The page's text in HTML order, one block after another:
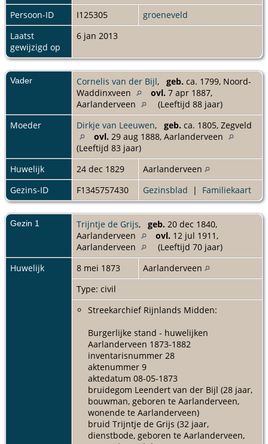
Persoon-ID
I125305
groeneveld
Laatst
gewijzigd op
6 jan 2013
Vader Cornelis van der Bijl, geb. ca. 1799, Noord-
Waddinxveen
ovl. 7 apr 1887,
Aarlanderveen
(Leeftijd 88 jaar)
Moeder
Dirkje van Leeuwen, geb. ca. 1805, Zegveld
ovl. 29 aug 1888, Aarlanderveen
(Leeftijd 83 jaar)
Huwelijk
24 dec 1829
Aarlanderveen
Gezins-ID
F1345757430 Gezinsblad | Familiekaart
Gezin 1 Trijntje de Grijs, geb. 20 dec 1840,
Aarlanderveen
ovl. 12 jul 1911,
Aarlanderveen
(Leeftijd 70 jaar)
Huwelijk
8 mei 1873
Aarlanderveen
Type: civil
Streekarchief Rijnlands Midden:
Burgerlijke stand - huwelijken
Aarlanderveen 1873-1882
inventarisnummer 28
aktenummer 9
aktedatum 08-05-1873
bruidegom Leendert van der Bijl (28 jaar,
bouwman, geboren te Aarlanderveen,
wonende te Aarlanderveen)
bruid Trijntje de Grijs (32 jaar,
dienstbode, geboren te Aarlanderveen,